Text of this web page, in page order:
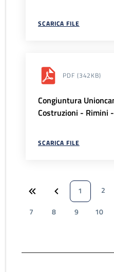
SCARICA FILE
PDF (342KB)
Congiuntura
Costruzioni - Rimini
SCARICA FILE
1 2
7
8 9 10